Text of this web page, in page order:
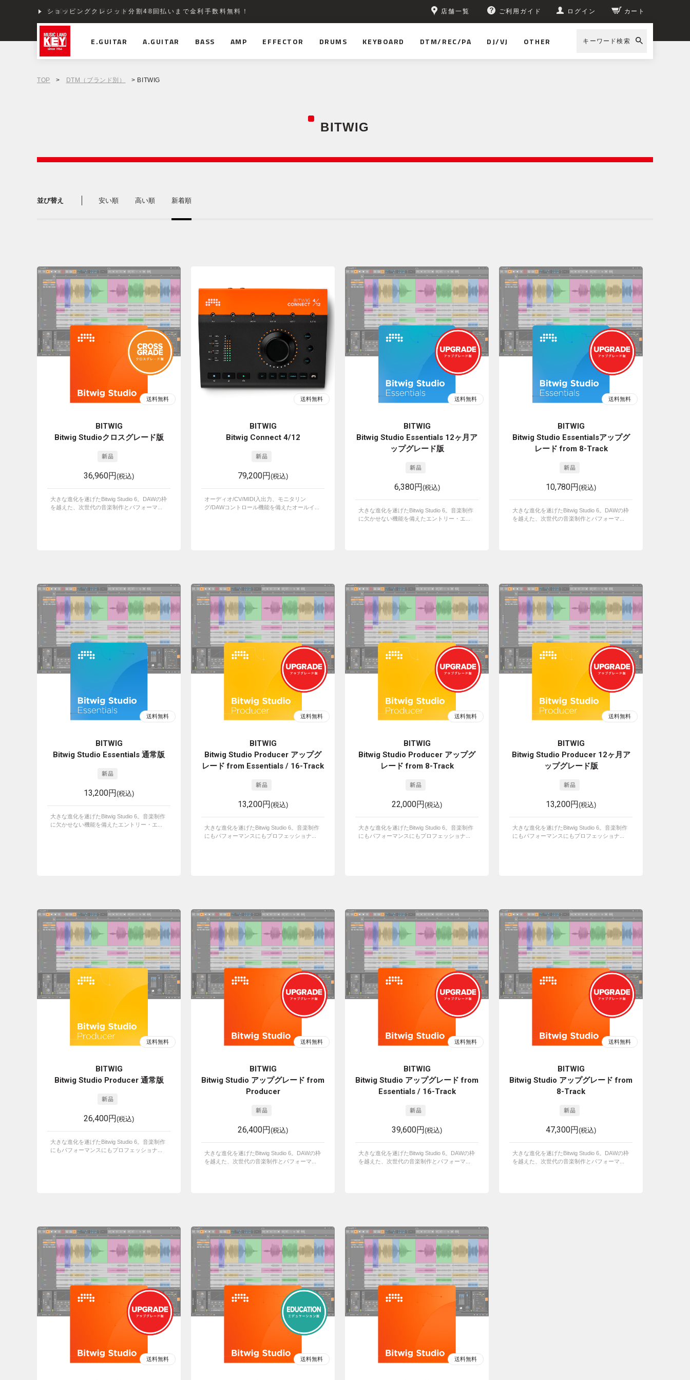
ショッピングクレジット分割48回払いまで金利手数料無料！ 店舗一覧 ご利用ガイド ログイン カート
E.GUITAR A.GUITAR BASS AMP EFFECTOR DRUMS KEYBOARD DTM/REC/PA DJ/VJ OTHER キーワード検索
TOP > DTM（ブランド別） > BITWIG
BITWIG
並び替え 安い順 高い順 新着順
BITWIG
Bitwig Studioクロスグレード版
36,960円(税込)
大きな進化を遂げたBitwig Studio 6。DAWの枠
を越えた、次世代の音楽制作とパフォーマ...
BITWIG
Bitwig Connect 4/12
79,200円(税込)
オーディオ/CV/MIDI入出力、モニタリン
グ/DAWコントロール機能を備えたオールイ...
BITWIG
Bitwig Studio Essentials 12ヶ月ア
ップグレード版
6,380円(税込)
大きな進化を遂げたBitwig Studio 6。音楽制作
に欠かせない機能を備えたエントリー・エ...
BITWIG
Bitwig Studio Essentialsアップグ
レード from 8-Track
10,780円(税込)
大きな進化を遂げたBitwig Studio 6。DAWの枠
を越えた、次世代の音楽制作とパフォーマ...
BITWIG
Bitwig Studio Essentials 通常版
13,200円(税込)
大きな進化を遂げたBitwig Studio 6。音楽制作
に欠かせない機能を備えたエントリー・エ...
BITWIG
Bitwig Studio Producer アップグ
レード from Essentials / 16-Track
13,200円(税込)
大きな進化を遂げたBitwig Studio 6。音楽制作
にもパフォーマンスにもプロフェッショナ...
BITWIG
Bitwig Studio Producer アップグ
レード from 8-Track
22,000円(税込)
大きな進化を遂げたBitwig Studio 6。音楽制作
にもパフォーマンスにもプロフェッショナ...
BITWIG
Bitwig Studio Producer 12ヶ月ア
ップグレード版
13,200円(税込)
大きな進化を遂げたBitwig Studio 6。音楽制作
にもパフォーマンスにもプロフェッショナ...
BITWIG
Bitwig Studio Producer 通常版
26,400円(税込)
大きな進化を遂げたBitwig Studio 6。音楽制作
にもパフォーマンスにもプロフェッショナ...
BITWIG
Bitwig Studio アップグレード from
Producer
26,400円(税込)
大きな進化を遂げたBitwig Studio 6。DAWの枠
を越えた、次世代の音楽制作とパフォーマ...
BITWIG
Bitwig Studio アップグレード from
Essentials / 16-Track
39,600円(税込)
大きな進化を遂げたBitwig Studio 6。DAWの枠
を越えた、次世代の音楽制作とパフォーマ...
BITWIG
Bitwig Studio アップグレード from
8-Track
47,300円(税込)
大きな進化を遂げたBitwig Studio 6。DAWの枠
を越えた、次世代の音楽制作とパフォーマ...